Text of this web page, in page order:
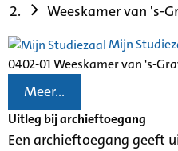
Weeskamer van 's-
Mijn
0402-01 Weeskamer van 's-
Meer...
Uitleg bij archieftoegang
Een archieftoegang geeft